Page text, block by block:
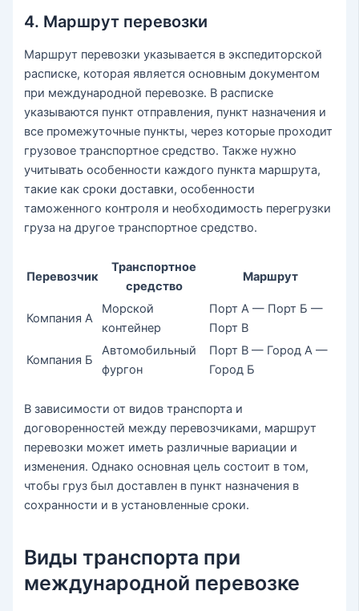
4. Маршрут перевозки
Маршрут перевозки указывается в экспедиторской
расписке, которая является основным документом
при международной перевозке. В расписке
указываются пункт отправления, пункт назначения и
все промежуточные пункты, через которые проходит
грузовое транспортное средство. Также нужно
учитывать особенности каждого пункта маршрута,
такие как сроки доставки, особенности
таможенного контроля и необходимость перегрузки
груза на другое транспортное средство.
Перевозчик
Транспортное
средство
Маршрут
Компания А
Морской
контейнер
Порт А — Порт Б —
Порт В
Компания Б
Автомобильный
фургон
Порт В — Город А —
Город Б
В зависимости от видов транспорта и
договоренностей между перевозчиками, маршрут
перевозки может иметь различные вариации и
изменения. Однако основная цель состоит в том,
чтобы груз был доставлен в пункт назначения в
сохранности и в установленные сроки.
Виды транспорта при
международной перевозке